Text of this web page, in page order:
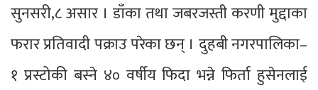
सुनसरी,८ असार । डाँका तथा जबरजस्ती करणी मुद्दाका
फरार प्रतिवादी पक्राउ परेका छन् । दुहबी नगरपालिका–
१ प्रस्टोकी बस्ने ४० वर्षीय फिदा भन्ने फिर्ता हुसेनलाई